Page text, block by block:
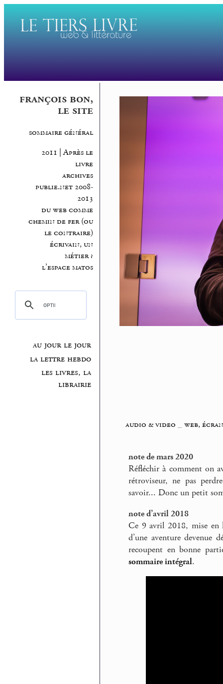
françois bon,
le site
sommaire général
2011 | Après le
livre
archives
publie.net 2008-
2013
du web comme
chemin de fer (ou
le contraire)
écrivain, un
métier ?
l’espace matos
au jour le jour
la lettre hebdo
les livres, la
librairie
audio & video web,
note de mars 2020
Réfléchir à comment on
rétroviseur, ne pas
savoir... Donc un petit
note d’avril 2018
Ce 9 avril 2018, mise en
d’une aventure devenue
recoupent en bonne
sommaire intégral.